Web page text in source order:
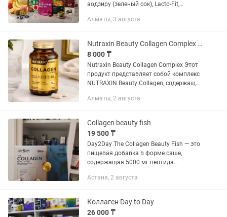
аодзиру (зеленый сок), Lacto-Fit,
для похудения и витамины. Сочная
Алматы, 3 августа
Nutraxin Beauty Collagen Complex 1/2/3/5/10
8 000 ₸
Nutraxin Beauty Collagen Complex Этот
продукт представляет собой комплекс
NUTRAXIN Beauty Collagen, содержащий
3, 5 и 10. В состав добавки также
Алматы, 2 августа
Collagen beauty fish
19 500 ₸
Day2Day The Collagen Beauty Fish — это
пищевая добавка в форме саше,
содержащая 5000 мг пептида
глутатион, гиалуроновую кислоту,
Астана, 2 августа
Коллаген Day to Day
26 000 ₸